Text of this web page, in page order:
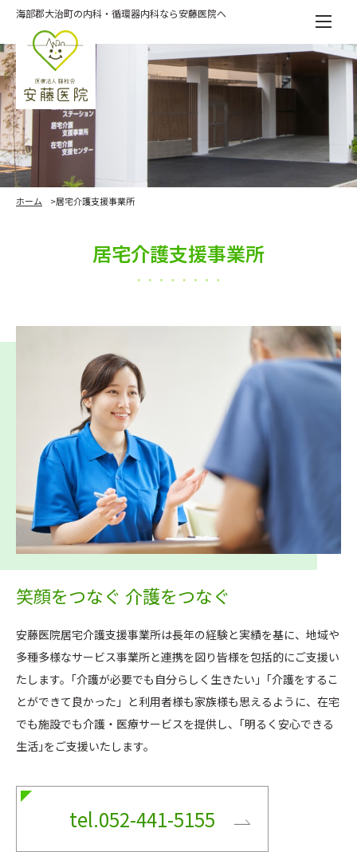
Skip
content
海部郡大治町の内科・循環器内科なら安藤医院へ
ホーム 居宅介護支援事業所
居宅介護支援事業所
笑顔をつなぐ 介護をつなぐ
安藤医院居宅介護支援事業所は長年の経験と実績を基に、地域や
多種多様なサービス事業所と連携を図り皆様を包括的にご支援い
たします。｢介護が必要でも自分らしく生きたい｣「介護をするこ
とができて良かった」と利用者様も家族様も思えるように、在宅
でも施設でも介護・医療サービスを提供し、｢明るく安心できる
生活｣をご支援いたします。
tel.052-441-5155